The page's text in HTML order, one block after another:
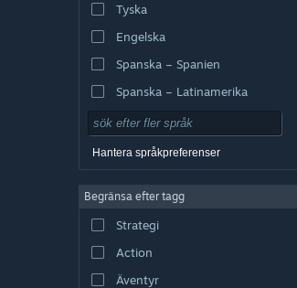
Tyska
Engelska
Spanska – Spanien
Spanska – Latinamerika
Hantera språkpreferenser
Begränsa efter tagg
Strategi
Action
Äventyr